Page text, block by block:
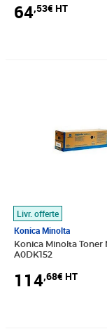
64,53€ HT
Livr. offerte
Konica Minolta
Konica Minolta Toner
A0DK152
114,68€ HT